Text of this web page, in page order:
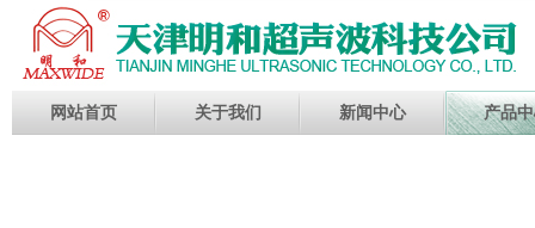
网站首页 关于我们 新闻中心 产品